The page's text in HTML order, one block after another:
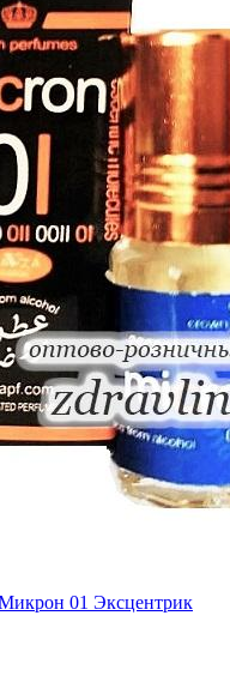
01 Эксцентрик